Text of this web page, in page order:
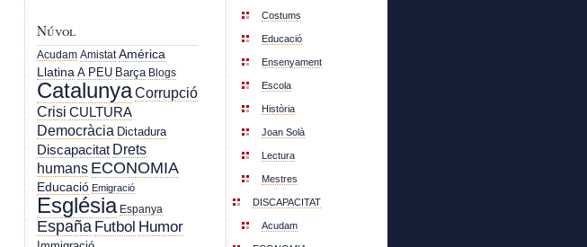
Núvol
Acudam Amistat América
Llatina A PEU Barça Blogs
CatalunyaCorrupció
Crisi CULTURA
Democràcia Dictadura
Discapacitat Drets
humans ECONOMIA
Educació Emigració
Església Espanya
España Futbol Humor
Costums
Educació
Ensenyament
Escola
Història
Joan Solà
Lectura
Mestres
DISCAPACITAT
Acudam